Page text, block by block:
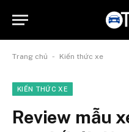
Trang chủ - Kiến thức xe
KIẾN THỨC XE
Review mẫu